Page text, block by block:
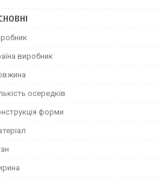
виробник
осередків
форми